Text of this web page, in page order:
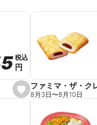
s
e
税込
税込
円
円
8月3日〜8月10日